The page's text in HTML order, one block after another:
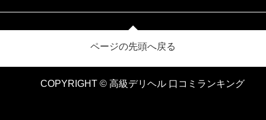
ページの先頭へ戻る
COPYRIGHT © 高級デリヘル 口コミランキング